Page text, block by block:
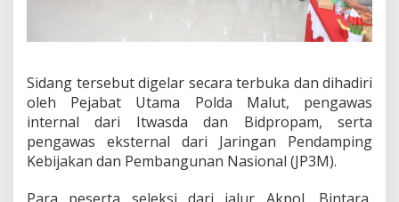
e
r
i
m
a
a
n
Sidang tersebut digelar secara terbuka dan dihadiri
oleh Pejabat Utama Polda Malut, pengawas
internal dari Itwasda dan Bidpropam, serta
pengawas eksternal dari Jaringan Pendamping
Kebijakan dan Pembangunan Nasional (JP3M).